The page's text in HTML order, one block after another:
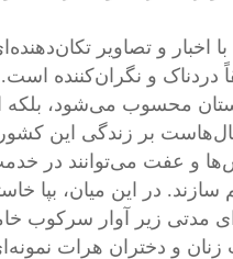
و تصاویر
و نگران‌کننده است.
محسوب می‌شود،
بر زندگی این کشور
و عفت می‌توانند در
سازند. در این میان، بپا
مدتی زیر آوار سرکوب
زنان و دختران هرات